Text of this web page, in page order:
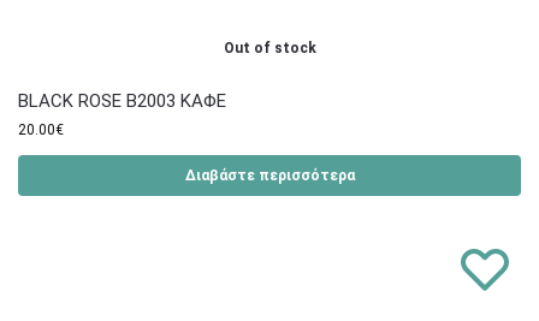
Out of stock
BLACK ROSE B2003 ΚΑΦΕ
20.00€
Διαβάστε περισσότερα